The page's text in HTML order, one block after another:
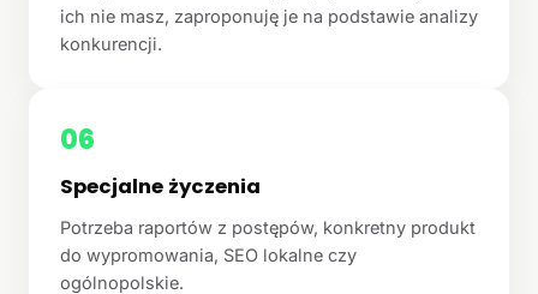
ich nie masz, zaproponuję je na podstawie analizy
konkurencji.
06
Specjalne życzenia
Potrzeba raportów z postępów, konkretny produkt
do wypromowania, SEO lokalne czy
ogólnopolskie.